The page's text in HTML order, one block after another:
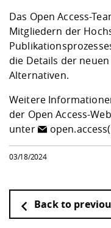
Das Open Access-
Mitgliedern der
die Details der
Alternativen.
Weitere
der Open Access-
unter
03/18/2024
Back to